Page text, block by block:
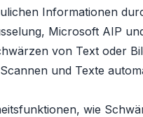
Informationen
Microsoft AIP
von Text oder
und Texte
wie